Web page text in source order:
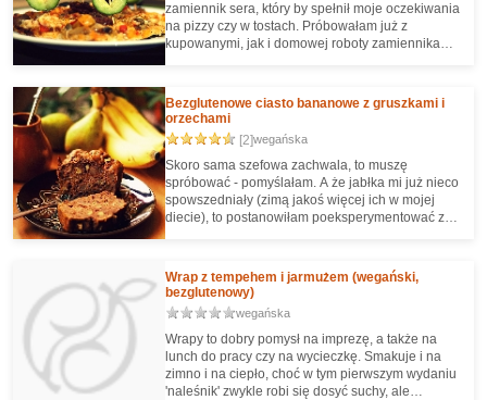
zamiennik sera, który by spełnił moje oczekiwania
na pizzy czy w tostach. Próbowałam już z
kupowanymi, jak i domowej roboty zamiennikami
potrzeba takiego skomponowania pizzy, by tego
sera aż tak nie brakowało (zarówno smakowo, jak
i w konsystencji). Zapewne każdy ma inne
wyobrażenia na temat dobrej pizzy, ale polecam
spróbować. A nuż się pokrywają z moimi ;)
Bezglutenowe ciasto bananowe z gruszkami i
orzechami
[2]wegańska
Skoro sama szefowa zachwala, to muszę
spróbować - pomyślałam. A że jabłka mi już nieco
spowszedniały (zimą jakoś więcej ich w mojej
diecie), to postanowiłam poeksperymentować z
istotnych zmian - wyrosło, szybko znika z foremki,
a do tego jest bardzo łatwe.
Wrap z tempehem i jarmużem (wegański,
bezglutenowy)
wegańska
Wrapy to dobry pomysł na imprezę, a także na
lunch do pracy czy na wycieczkę. Smakuje i na
zimno i na ciepło, choć w tym pierwszym wydaniu
'naleśnik' zwykle robi się dosyć suchy, ale